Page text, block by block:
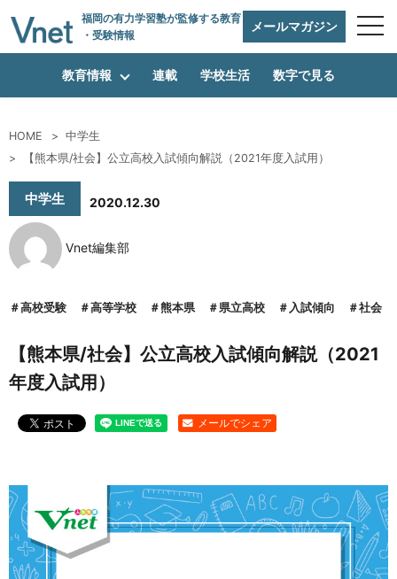
福岡の有力学習塾が監修する教育
・受験情報
メールマガジン
編集方針
vnetアライアンス企業
運営会社
プライバシーポリシー
教育情報 連載 学校生活 数字で見る
HOME
中学生
【熊本県/社会】公立高校入試傾向解説（2021年度入試用）
中学生 2020.12.30
Vnet編集部
高校受験 高等学校 熊本県 県立高校 入試傾向 社会
【熊本県/社会】公立高校入試傾向解説（2021
年度入試用）
メールでシェア